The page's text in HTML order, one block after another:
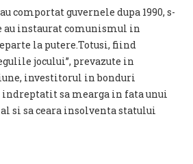
comportat guvernele dupa 1990, s-
au instaurat comunismul in
la putere.Totusi, fiind
jocului”, prevazute in
investitorul in bonduri
indreptatit sa mearga in fata unui
si sa ceara insolventa statului